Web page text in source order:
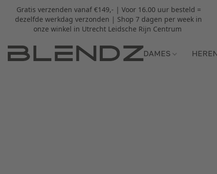
Gratis verzenden vanaf €149,- | Voor 16.00 uur besteld =
dezelfde werkdag verzonden | Shop 7 dagen per week in
onze winkel in Utrecht Leidsche Rijn Centrum
DAMES